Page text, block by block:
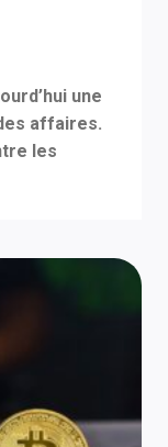
une
affaires.
les